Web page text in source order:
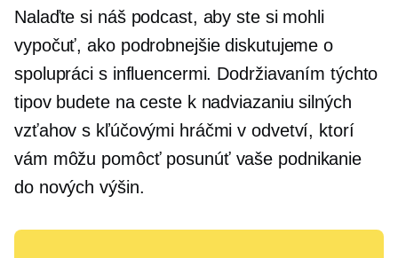
Nalaďte si náš podcast, aby ste si mohli
vypočuť, ako podrobnejšie diskutujeme o
spolupráci s influencermi. Dodržiavaním týchto
tipov budete na ceste k nadviazaniu silných
vzťahov s kľúčovými hráčmi v odvetví, ktorí
vám môžu pomôcť posunúť vaše podnikanie
do nových výšin.